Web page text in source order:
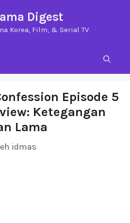
Digest
Korea, Film, & Serial TV
Episode 5
Ketegangan
Lama
idmas